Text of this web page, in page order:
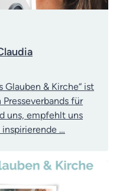
Glauben & Kirche“ ist
für
uns, empfehlt uns
…